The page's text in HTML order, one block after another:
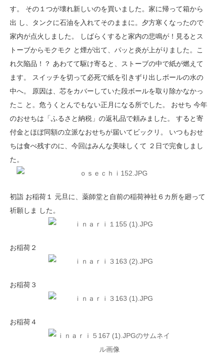
す。 その１つが壊れ新しいのを買いました。家に帰って箱から
出 し、タンクに石油を入れてそのままに。夕方寒くなったので
家内が点火しました。 しばらくすると家内の悲鳴が！見るとス
トーブからモクモク と煙が出て、パッと炎が上がりました。こ
れ欠陥品！？ あわてて駆け寄ると、ストーブの中で紙が燃えて
ます。 スイッチを切って必死で紙を引きずり出しボールの水の
中へ。 原因は、芯をカバーしていた段ボールを取り除かなかっ
たこ と。危うくとんでもない正月になる所でした。 おせち 今年
のおせちは「ふるさと納税」の返礼品で頼みました。 すると寄
付金とほぼ同額の立派なおせちが届いてビックリ。 いつもおせ
ちは食べ残すのに、今回はみんな美味しくて ２日で完食しまし
た。
初詣 お稲荷１ 元旦に、薬師堂と自前の稲荷神社６カ所を廻って
祈願しま した。
お稲荷２
お稲荷３
お稲荷４